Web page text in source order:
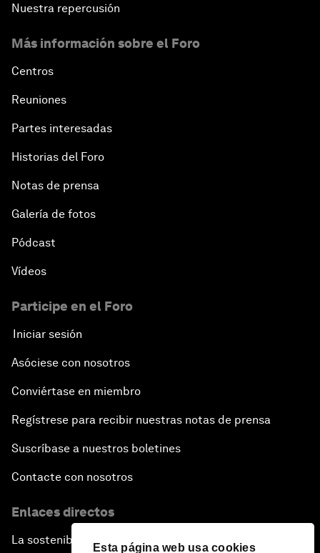
Esta página web usa cookies
Nuestra repercusión
Más información sobre el Foro
Centros
Reuniones
Partes interesadas
Historias del Foro
Notas de prensa
Galería de fotos
Pódcast
Vídeos
Participe en el Foro
Iniciar sesión
Asóciese con nosotros
Conviértase en miembro
Regístrese para recibir nuestras notas de prensa
Suscríbase a nuestros boletines
Contacte con nosotros
Enlaces directos
La sostenibilidad en el Foro